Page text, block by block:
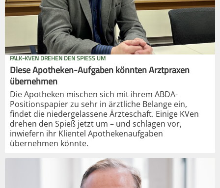
FALK-KVEN DREHEN DEN SPIESS UM
Diese Apotheken-Aufgaben könnten Arztpraxen
übernehmen
Die Apotheken mischen sich mit ihrem ABDA-
Positionspapier zu sehr in ärztliche Belange ein,
findet die niedergelassene Ärzteschaft. Einige KVen
drehen den Spieß jetzt um – und schlagen vor,
inwiefern ihr Klientel Apothekenaufgaben
übernehmen könnte.